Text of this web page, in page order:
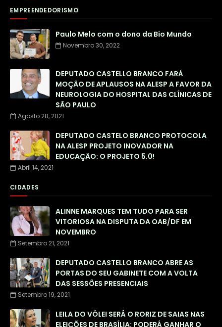
EMPREENDEDORISMO
Paulo Melo com o dono da Bio Mundo
Novembro 30, 2022
DEPUTADO CASTELLO BRANCO FARÁ
MOÇÃO DE APLAUSOS NA ALESP A FAVOR DA
NEUROLOGIA DO HOSPITAL DAS CLÍNICAS DE
SÃO PAULO
Agosto 28, 2021
DEPUTADO CASTELO BRANCO PROTOCOLA
NA ALESP PROJETO INOVADOR NA
EDUCAÇÃO: O PROJETO 5.0!
Abril 14, 2021
CIDADES
ALINNE MARQUES TEM TUDO PARA SER
VITORIOSA NA DISPUTA DA OAB/DF EM
NOVEMBRO
Setembro 21, 2021
DEPUTADO CASTELLO BRANCO ABRE AS
PORTAS DO SEU GABINETE COM A VOLTA
DAS SESSÕES PRESENCIAIS
Setembro 19, 2021
LEILA DO VÔLEI SERÁ O RORIZ DE SAIAS NAS
ELEIÇÕES DE BRASÍLIA: PODERÁ GANHAR O